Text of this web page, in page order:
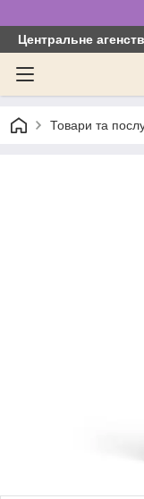
Центральне
Товари та